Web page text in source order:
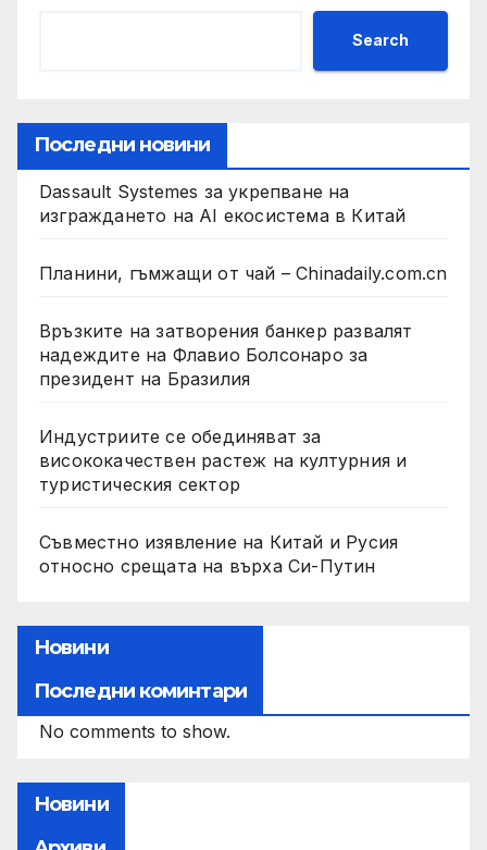
Search
Последни новини
Dassault Systemes за укрепване на
изграждането на AI екосистема в Китай
Планини, гъмжащи от чай – Chinadaily.com.cn
Връзките на затворения банкер развалят
надеждите на Флавио Болсонаро за
президент на Бразилия
Индустриите се обединяват за
висококачествен растеж на културния и
туристическия сектор
Съвместно изявление на Китай и Русия
относно срещата на върха Си-Путин
Новини
Последни коминтари
No comments to show.
Новини